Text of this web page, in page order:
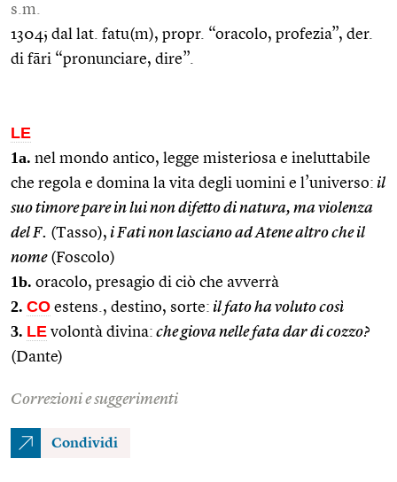
s.m.
1304; dal lat. fatu(m), propr. “oracolo, profezia”, der.
di fāri “pronunciare, dire”.
LE
1a. nel mondo antico, legge misteriosa e ineluttabile
che regola e domina la vita degli uomini e l’universo: il
suo timore pare in lui non difetto di natura, ma violenza
del F. (Tasso), i Fati non lasciano ad Atene altro che il
nome(Foscolo)
1b. oracolo, presagio di ciò che avverrà
2. CO estens., destino, sorte: il fato ha voluto così
3. LE volontà divina: che giova nelle fata dar di cozzo?
(Dante)
Correzioni e suggerimenti
Condividi